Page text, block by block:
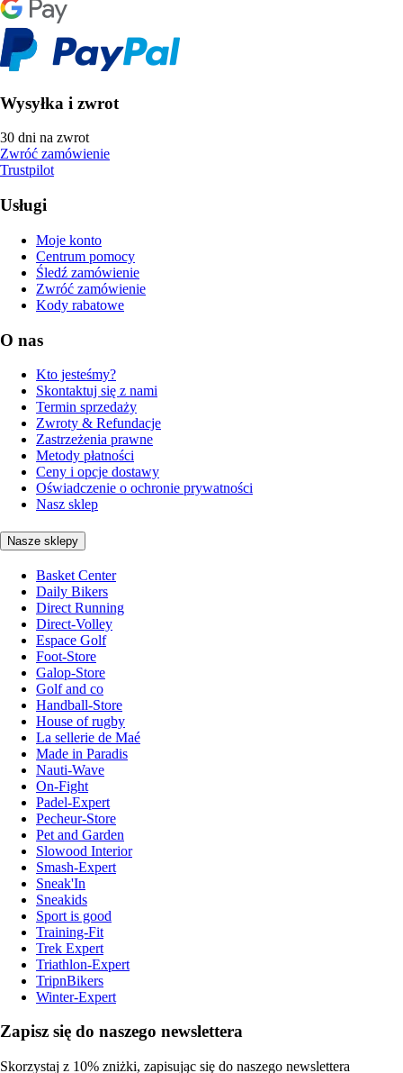
Wysyłka i zwrot
30 dni na zwrot
Zwróć zamówienie
Trustpilot
Usługi
Moje konto
Centrum pomocy
Śledź zamówienie
Zwróć zamówienie
Kody rabatowe
O nas
Kto jesteśmy?
Skontaktuj się z nami
Termin sprzedaży
Zwroty & Refundacje
Zastrzeżenia prawne
Metody płatności
Ceny i opcje dostawy
Oświadczenie o ochronie prywatności
Nasz sklep
Nasze sklepy
Basket Center
Daily Bikers
Direct Running
Direct-Volley
Espace Golf
Foot-Store
Galop-Store
Golf and co
Handball-Store
House of rugby
La sellerie de Maé
Made in Paradis
Nauti-Wave
On-Fight
Padel-Expert
Pecheur-Store
Pet and Garden
Slowood Interior
Smash-Expert
Sneak'In
Sneakids
Sport is good
Training-Fit
Trek Expert
Triathlon-Expert
TripnBikers
Winter-Expert
Zapisz się do naszego newslettera
Skorzystaj z 10% zniżki, zapisując się do naszego newslettera